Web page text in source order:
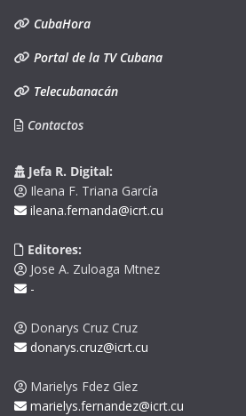
CubaHora
Portal de la TV Cubana
Telecubanacán
Contactos
Jefa R. Digital:
Ileana F. Triana García
ileana.fernanda@icrt.cu
Editores:
Jose A. Zuloaga Mtnez
-
Donarys Cruz Cruz
donarys.cruz@icrt.cu
Marielys Fdez Glez
marielys.fernandez@icrt.cu